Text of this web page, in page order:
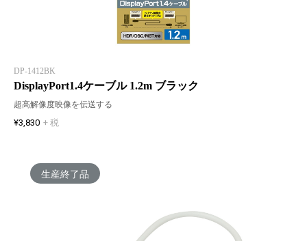
DP-1412BK
DisplayPort1.4ケーブル 1.2m ブラック
超高解像度映像を伝送する
¥3,830 + 税
生産終了品